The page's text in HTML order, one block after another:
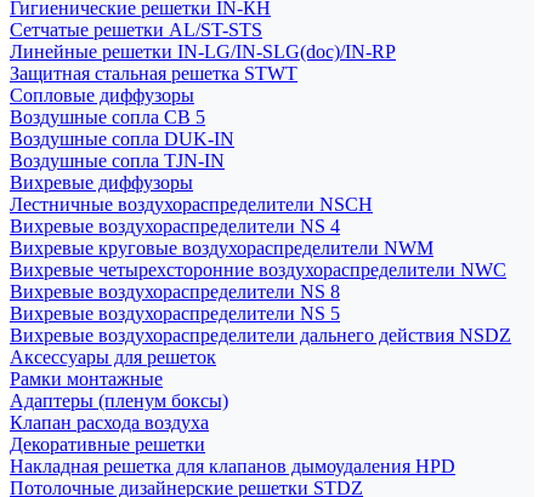
Гигиенические решетки IN-КН
Сетчатые решетки AL/ST-STS
Линейные решетки IN-LG/IN-SLG(doc)/IN-RP
Защитная стальная решетка STWT
Сопловые диффузоры
Воздушные сопла СВ 5
Воздушные сопла DUK-IN
Воздушные сопла TJN-IN
Вихревые диффузоры
Лестничные воздухораспределители NSCH
Вихревые воздухораспределители NS 4
Вихревые круговые воздухораспределители NWM
Вихревые четырехсторонние воздухораспределители NWC
Вихревые воздухораспределители NS 8
Вихревые воздухораспределители NS 5
Вихревые воздухораспределители дальнего действия NSDZ
Аксессуары для решеток
Рамки монтажные
Адаптеры (пленум боксы)
Клапан расхода воздуха
Декоративные решетки
Накладная решетка для клапанов дымоудаления HPD
Потолочные дизайнерские решетки STDZ